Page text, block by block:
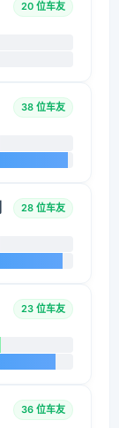
20 位车友
38 位车友
28 位车友
23 位车友
36 位车友